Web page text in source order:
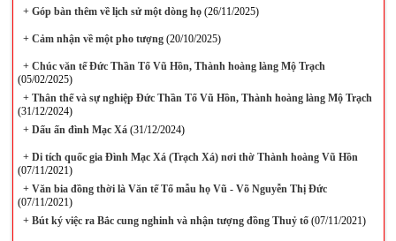
+Góp bàn thêm về lịch sử một dòng họ(26/11/2025)
+Cảm nhận về một pho tượng(20/10/2025)
+Chúc văn tế Đức Thần Tổ Vũ Hồn, Thành hoàng làng Mộ Trạch
(05/02/2025)
+Thân thế và sự nghiệp Đức Thần Tổ Vũ Hồn, Thành hoàng làng Mộ Trạch
(31/12/2024)
+Dấu ấn đình Mạc Xá(31/12/2024)
+Di tích quốc gia Đình Mạc Xá (Trạch Xá) nơi thờ Thành hoàng Vũ Hồn
(07/11/2021)
+Văn bia đồng thời là Văn tế Tổ mẫu họ Vũ - Võ Nguyễn Thị Đức
(07/11/2021)
+Bút ký việc ra Bắc cung nghinh và nhận tượng đồng Thuỷ tổ(07/11/2021)